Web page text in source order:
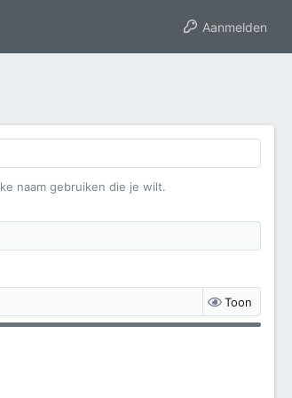
Aanmelden
naam gebruiken die je wilt.
Toon